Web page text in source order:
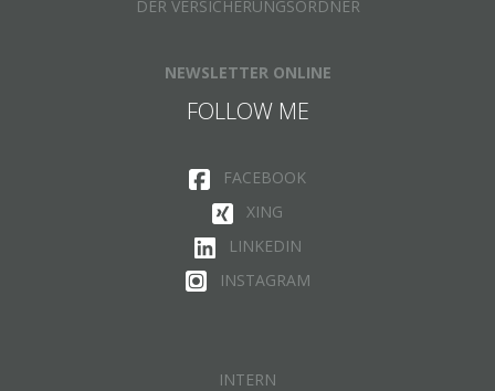
DER VERSICHERUNGSORDNER
NEWSLETTER ONLINE
FOLLOW ME
FACEBOOK
XING
LINKEDIN
INSTAGRAM
INTERN